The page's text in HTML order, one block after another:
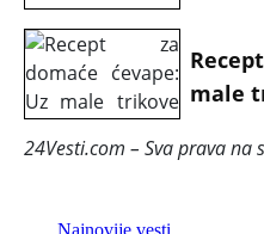
male
24Vesti.com – Sva prava na